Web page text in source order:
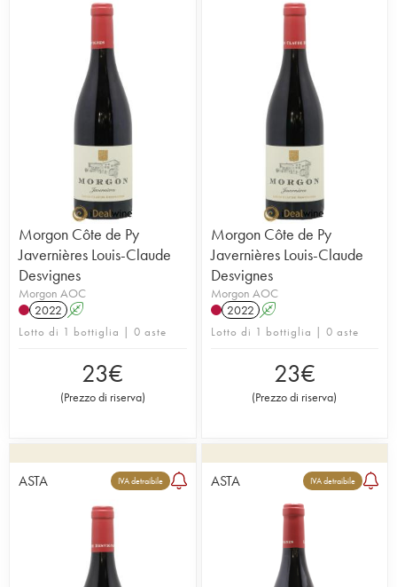
Morgon Côte de Py
Javernières Louis-Claude
Desvignes
Morgon AOC
2022 A
Lotto di 1 bottiglia | 0 aste
23€
(Prezzo di riserva)
Morgon Côte de Py
Javernières Louis-Claude
Desvignes
Morgon AOC
2022 A
Lotto di 1 bottiglia | 0 aste
23€
(Prezzo di riserva)
ASTA IVA detraibile ASTA IVA detraibile